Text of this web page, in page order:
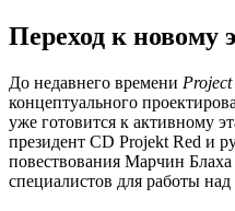
Переход к новому
До недавнего времени
концептуального
уже готовится к активному
президент CD Projekt Red и
повествования Марчин
специалистов для работы